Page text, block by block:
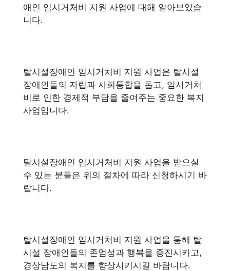
애인 임시거처비 지원 사업에 대해 알아보았습
니다.
탈시설장애인 임시거처비 지원 사업은 탈시설
장애인들의 자립과 사회통합을 돕고, 임시거처
비로 인한 경제적 부담을 줄여주는 중요한 복지
사업입니다.
탈시설장애인 임시거처비 지원 사업을 받으실
수 있는 분들은 위의 절차에 따라 신청하시기 바
랍니다.
탈시설장애인 임시거처비 지원 사업을 통해 탈
시설 장애인들의 존엄성과 행복을 증진시키고,
경상남도의 복지를 향상시키시길 바랍니다.